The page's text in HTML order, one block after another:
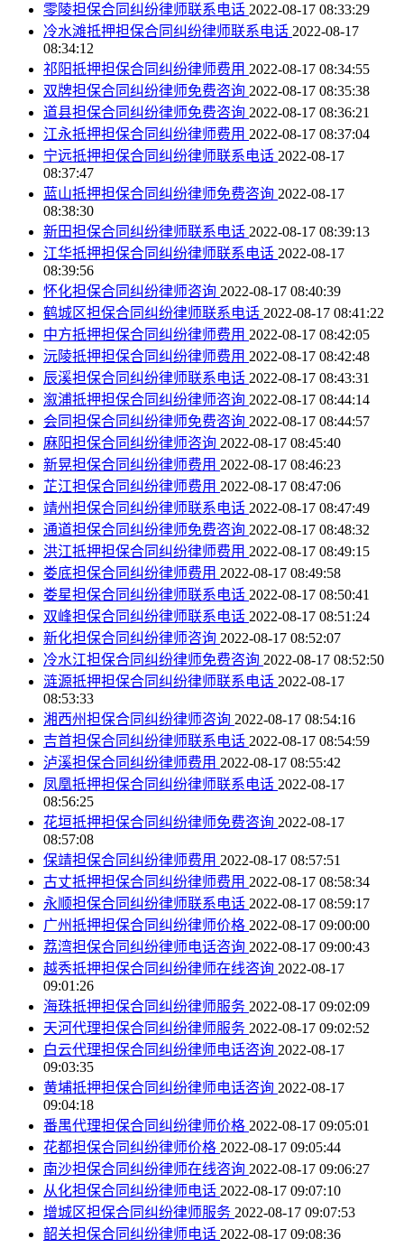
零陵担保合同纠纷律师联系电话 2022-08-17 08:33:29
冷水滩抵押担保合同纠纷律师联系电话 2022-08-17
08:34:12
祁阳抵押担保合同纠纷律师费用 2022-08-17 08:34:55
双牌担保合同纠纷律师免费咨询 2022-08-17 08:35:38
道县担保合同纠纷律师免费咨询 2022-08-17 08:36:21
江永抵押担保合同纠纷律师费用 2022-08-17 08:37:04
宁远抵押担保合同纠纷律师联系电话 2022-08-17
08:37:47
蓝山抵押担保合同纠纷律师免费咨询 2022-08-17
08:38:30
新田担保合同纠纷律师联系电话 2022-08-17 08:39:13
江华抵押担保合同纠纷律师联系电话 2022-08-17
08:39:56
怀化担保合同纠纷律师咨询 2022-08-17 08:40:39
鹤城区担保合同纠纷律师联系电话 2022-08-17 08:41:22
中方抵押担保合同纠纷律师费用 2022-08-17 08:42:05
沅陵抵押担保合同纠纷律师费用 2022-08-17 08:42:48
辰溪担保合同纠纷律师联系电话 2022-08-17 08:43:31
溆浦抵押担保合同纠纷律师咨询 2022-08-17 08:44:14
会同担保合同纠纷律师免费咨询 2022-08-17 08:44:57
麻阳担保合同纠纷律师咨询 2022-08-17 08:45:40
新晃担保合同纠纷律师费用 2022-08-17 08:46:23
芷江担保合同纠纷律师费用 2022-08-17 08:47:06
靖州担保合同纠纷律师联系电话 2022-08-17 08:47:49
通道担保合同纠纷律师免费咨询 2022-08-17 08:48:32
洪江抵押担保合同纠纷律师费用 2022-08-17 08:49:15
娄底担保合同纠纷律师费用 2022-08-17 08:49:58
娄星担保合同纠纷律师联系电话 2022-08-17 08:50:41
双峰担保合同纠纷律师联系电话 2022-08-17 08:51:24
新化担保合同纠纷律师咨询 2022-08-17 08:52:07
冷水江担保合同纠纷律师免费咨询 2022-08-17 08:52:50
涟源抵押担保合同纠纷律师联系电话 2022-08-17
08:53:33
湘西州担保合同纠纷律师咨询 2022-08-17 08:54:16
吉首担保合同纠纷律师联系电话 2022-08-17 08:54:59
泸溪担保合同纠纷律师费用 2022-08-17 08:55:42
凤凰抵押担保合同纠纷律师联系电话 2022-08-17
08:56:25
花垣抵押担保合同纠纷律师免费咨询 2022-08-17
08:57:08
保靖担保合同纠纷律师费用 2022-08-17 08:57:51
古丈抵押担保合同纠纷律师费用 2022-08-17 08:58:34
永顺担保合同纠纷律师联系电话 2022-08-17 08:59:17
广州抵押担保合同纠纷律师价格 2022-08-17 09:00:00
荔湾担保合同纠纷律师电话咨询 2022-08-17 09:00:43
越秀抵押担保合同纠纷律师在线咨询 2022-08-17
09:01:26
海珠抵押担保合同纠纷律师服务 2022-08-17 09:02:09
天河代理担保合同纠纷律师服务 2022-08-17 09:02:52
白云代理担保合同纠纷律师电话咨询 2022-08-17
09:03:35
黄埔抵押担保合同纠纷律师电话咨询 2022-08-17
09:04:18
番禺代理担保合同纠纷律师价格 2022-08-17 09:05:01
花都担保合同纠纷律师价格 2022-08-17 09:05:44
南沙担保合同纠纷律师在线咨询 2022-08-17 09:06:27
从化担保合同纠纷律师电话 2022-08-17 09:07:10
增城区担保合同纠纷律师服务 2022-08-17 09:07:53
韶关担保合同纠纷律师电话 2022-08-17 09:08:36